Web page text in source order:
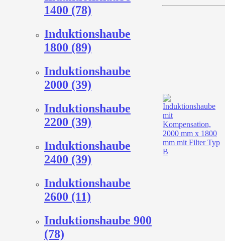
1400 (78)
Induktionshaube
1800 (89)
Induktionshaube
2000 (39)
Induktionshaube
2200 (39)
Induktionshaube
2400 (39)
Induktionshaube
2600 (11)
Induktionshaube 900
(78)